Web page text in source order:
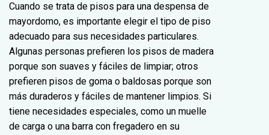
Cuando se trata de pisos para una despensa de
mayordomo, es importante elegir el tipo de piso
adecuado para sus necesidades particulares.
Algunas personas prefieren los pisos de madera
porque son suaves y fáciles de limpiar; otros
prefieren pisos de goma o baldosas porque son
más duraderos y fáciles de mantener limpios. Si
tiene necesidades especiales, como un muelle
de carga o una barra con fregadero en su